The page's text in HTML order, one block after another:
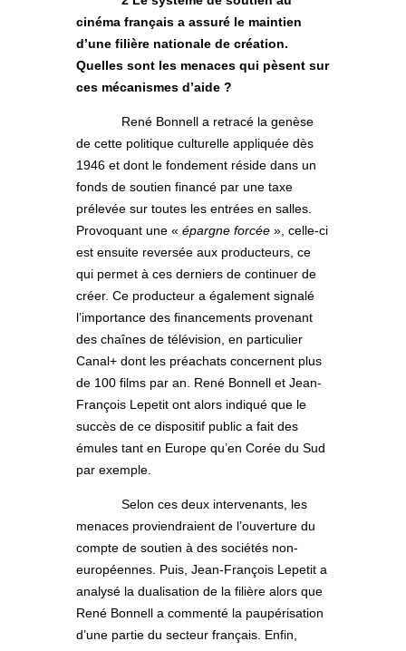
cinéma français a assuré le maintien
d’une filière nationale de création.
Quelles sont les menaces qui pèsent sur
ces mécanismes d’aide ?
René Bonnell a retracé la genèse
de cette politique culturelle appliquée dès
1946 et dont le fondement réside dans un
fonds de soutien financé par une taxe
prélevée sur toutes les entrées en salles.
Provoquant une « épargne forcée », celle-ci
est ensuite reversée aux producteurs, ce
qui permet à ces derniers de continuer de
créer. Ce producteur a également signalé
l’importance des financements provenant
des chaînes de télévision, en particulier
Canal+ dont les préachats concernent plus
de 100 films par an. René Bonnell et Jean-
François Lepetit ont alors indiqué que le
succès de ce dispositif public a fait des
émules tant en Europe qu’en Corée du Sud
par exemple.
Selon ces deux intervenants, les
menaces proviendraient de l’ouverture du
compte de soutien à des sociétés non-
européennes. Puis, Jean-François Lepetit a
analysé la dualisation de la filière alors que
René Bonnell a commenté la paupérisation
d’une partie du secteur français. Enfin,